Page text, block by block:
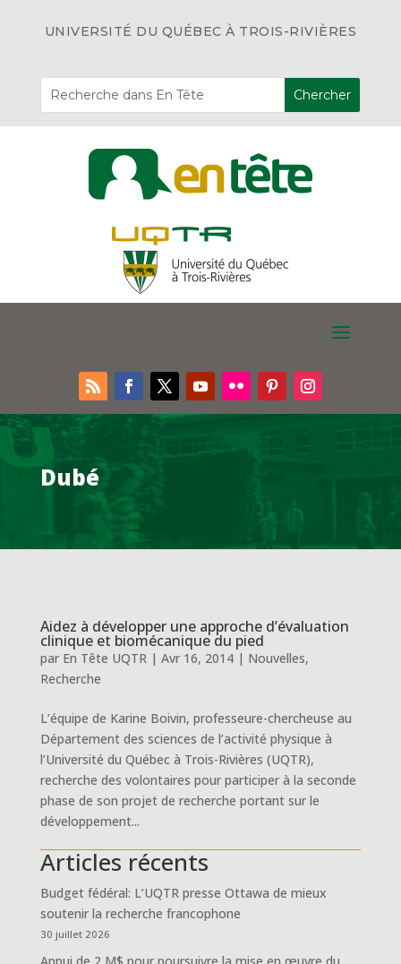
UNIVERSITÉ DU QUÉBEC À TROIS-RIVIÈRES
Dubé
Aidez à développer une approche d’évaluation
clinique et biomécanique du pied
par En Tête UQTR| Avr 16, 2014| Nouvelles,
Recherche
L’équipe de Karine Boivin, professeure-chercheuse au
Département des sciences de l’activité physique à
l’Université du Québec à Trois-Rivières (UQTR),
recherche des volontaires pour participer à la seconde
phase de son projet de recherche portant sur le
développement...
Articles récents
Budget fédéral: L’UQTR presse Ottawa de mieux
soutenir la recherche francophone
30 juillet 2026